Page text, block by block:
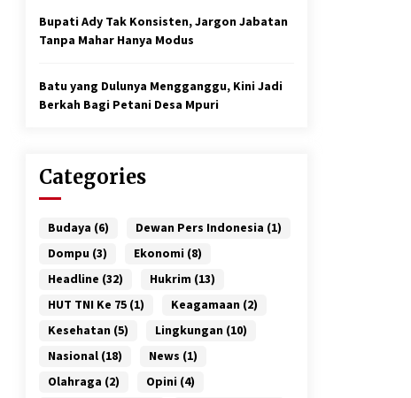
Bupati Ady Tak Konsisten, Jargon Jabatan
Tanpa Mahar Hanya Modus
Batu yang Dulunya Mengganggu, Kini Jadi
Berkah Bagi Petani Desa Mpuri
Categories
Budaya (6) Dewan Pers Indonesia (1)
Dompu (3) Ekonomi (8)
Headline (32) Hukrim (13)
HUT TNI Ke 75 (1) Keagamaan (2)
Kesehatan (5) Lingkungan (10)
Nasional (18) News (1)
Olahraga (2) Opini (4)